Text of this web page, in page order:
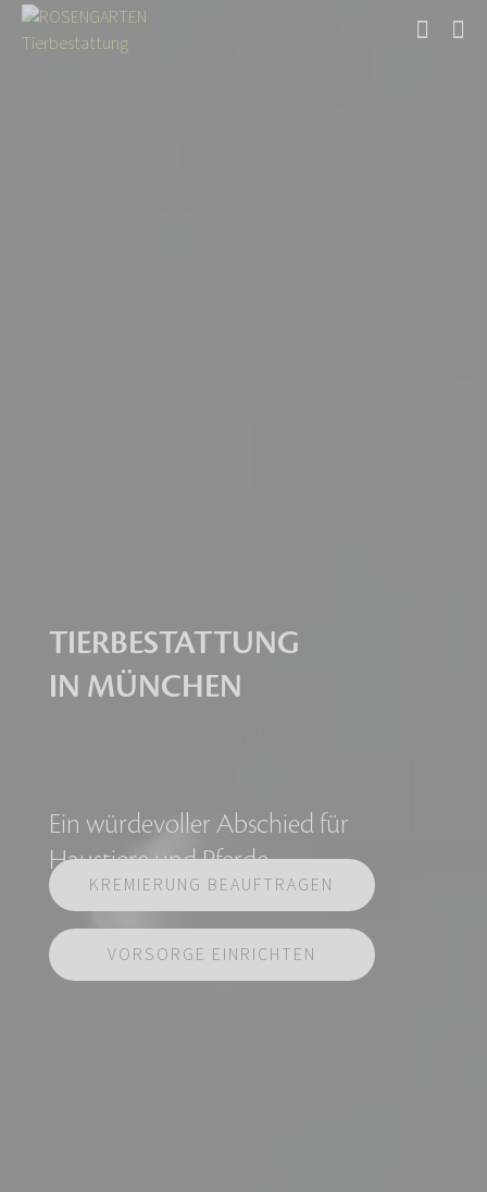
TIERBESTATTUNG
IN MÜNCHEN
Ein würdevoller Abschied für
Haustiere und Pferde
KREMIERUNG BEAUFTRAGEN
VORSORGE EINRICHTEN